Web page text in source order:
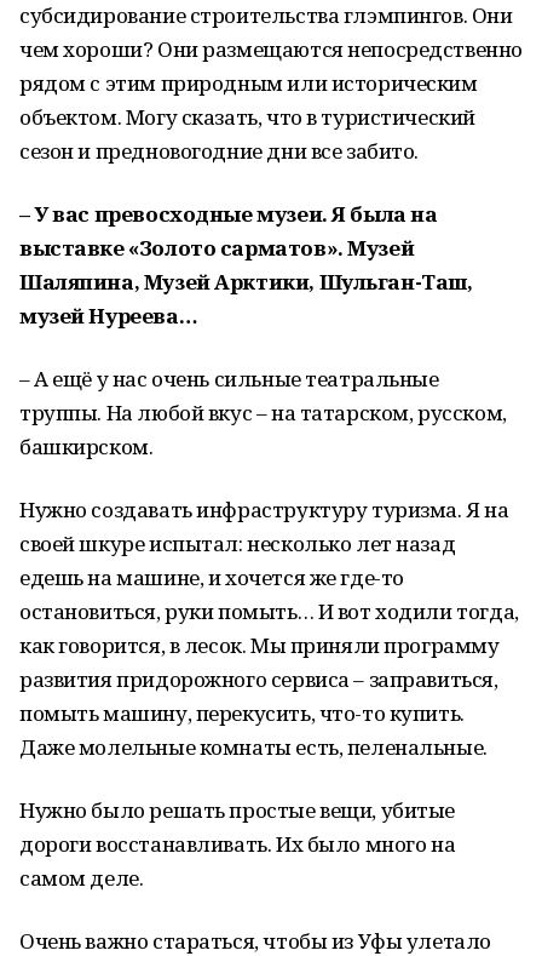
субсидирование строительства глэмпингов. Они
чем хороши? Они размещаются непосредственно
рядом с этим природным или историческим
объектом. Могу сказать, что в туристический
сезон и предновогодние дни все забито.
– У вас превосходные музеи. Я была на
выставке «Золото сарматов». Музей
Шаляпина, Музей Арктики, Шульган-Таш,
музей Нуреева…
– А ещё у нас очень сильные театральные
труппы. На любой вкус – на татарском, русском,
башкирском.
Нужно создавать инфраструктуру туризма. Я на
своей шкуре испытал: несколько лет назад
едешь на машине, и хочется же где-то
остановиться, руки помыть… И вот ходили тогда,
как говорится, в лесок. Мы приняли программу
развития придорожного сервиса – заправиться,
помыть машину, перекусить, что-то купить.
Даже молельные комнаты есть, пеленальные.
Нужно было решать простые вещи, убитые
дороги восстанавливать. Их было много на
самом деле.
Очень важно стараться, чтобы из Уфы улетало